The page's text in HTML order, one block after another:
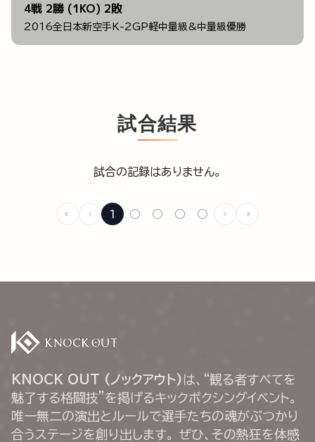
4戦 2勝 (1KO) 2敗
2016全日本新空手K-2GP軽中量級&中量級優勝
試合結果
試合の記録はありません。
1 ○ ○ ○ ○
KNOCK OUT (ノックアウト) は、“観る者すべてを
魅了する格闘技”を掲げるキックボクシングイベント。
唯一無二の演出とルールで選手たちの魂がぶつかり
合うステージを創り出します。 ぜひ、その熱狂を体感